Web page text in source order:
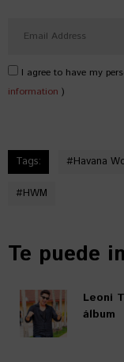
I agree to have my
information )
Tags: #Havana
#HWM
Te puede
Leoni
álbum